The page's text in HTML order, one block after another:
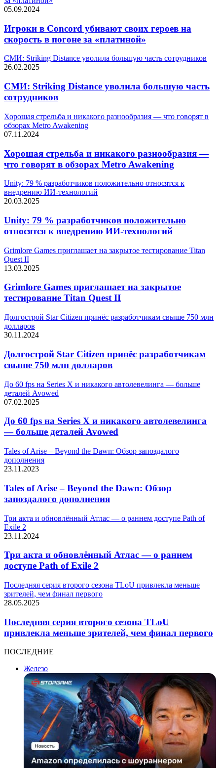
05.09.2024
Игроки в Concord убивают своих героев на
скорость в погоне за «платиной»
СМИ: Striking Distance уволила большую часть сотрудников
26.02.2025
СМИ: Striking Distance уволила большую часть
сотрудников
Хорошая стрельба и никакого разнообразия — что говорят в
обзорах Metro Awakening
07.11.2024
Хорошая стрельба и никакого разнообразия —
что говорят в обзорах Metro Awakening
Unity: 79 % разработчиков положительно относятся к
внедрению ИИ-технологий
20.03.2025
Unity: 79 % разработчиков положительно
относятся к внедрению ИИ-технологий
Grimlore Games приглашает на закрытое тестирование Titan
Quest II
13.03.2025
Grimlore Games приглашает на закрытое
тестирование Titan Quest II
Долгострой Star Citizen принёс разработчикам свыше 750 млн
долларов
30.11.2024
Долгострой Star Citizen принёс разработчикам
свыше 750 млн долларов
До 60 fps на Series X и никакого автолевелинга — больше
деталей Avowed
07.02.2025
До 60 fps на Series X и никакого автолевелинга
— больше деталей Avowed
Tales of Arise – Beyond the Dawn: Обзор запоздалого
дополнения
23.11.2023
Tales of Arise – Beyond the Dawn: Обзор
запоздалого дополнения
Три акта и обновлённый Атлас — о раннем доступе Path of
Exile 2
23.11.2024
Три акта и обновлённый Атлас — о раннем
доступе Path of Exile 2
Последняя серия второго сезона TLoU привлекла меньше
зрителей, чем финал первого
28.05.2025
Последняя серия второго сезона TLoU
привлекла меньше зрителей, чем финал первого
ПОСЛЕДНИЕ
Железо